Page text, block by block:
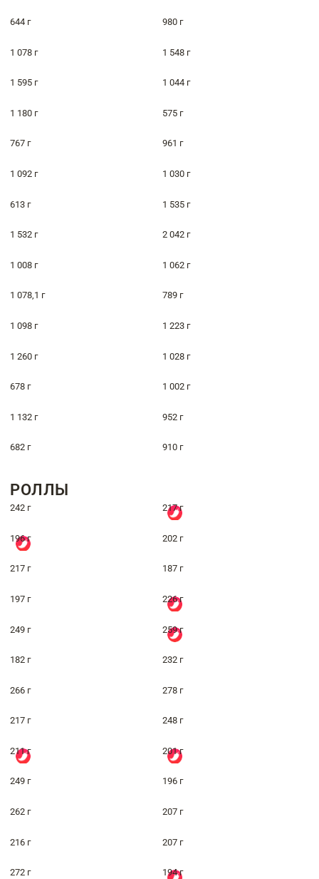
644 г 980 г
1 078 г 1 548 г
1 595 г 1 044 г
1 180 г 575 г
767 г 961 г
1 092 г 1 030 г
613 г 1 535 г
1 532 г 2 042 г
1 008 г 1 062 г
1 078,1 г 789 г
1 098 г 1 223 г
1 260 г 1 028 г
678 г 1 002 г
1 132 г 952 г
682 г 910 г
РОЛЛЫ
242 г 217 г
196 г 202 г
217 г 187 г
197 г 226 г
249 г 259 г
182 г 232 г
266 г 278 г
217 г 248 г
211 г 201 г
249 г 196 г
262 г 207 г
216 г 207 г
272 г 194 г